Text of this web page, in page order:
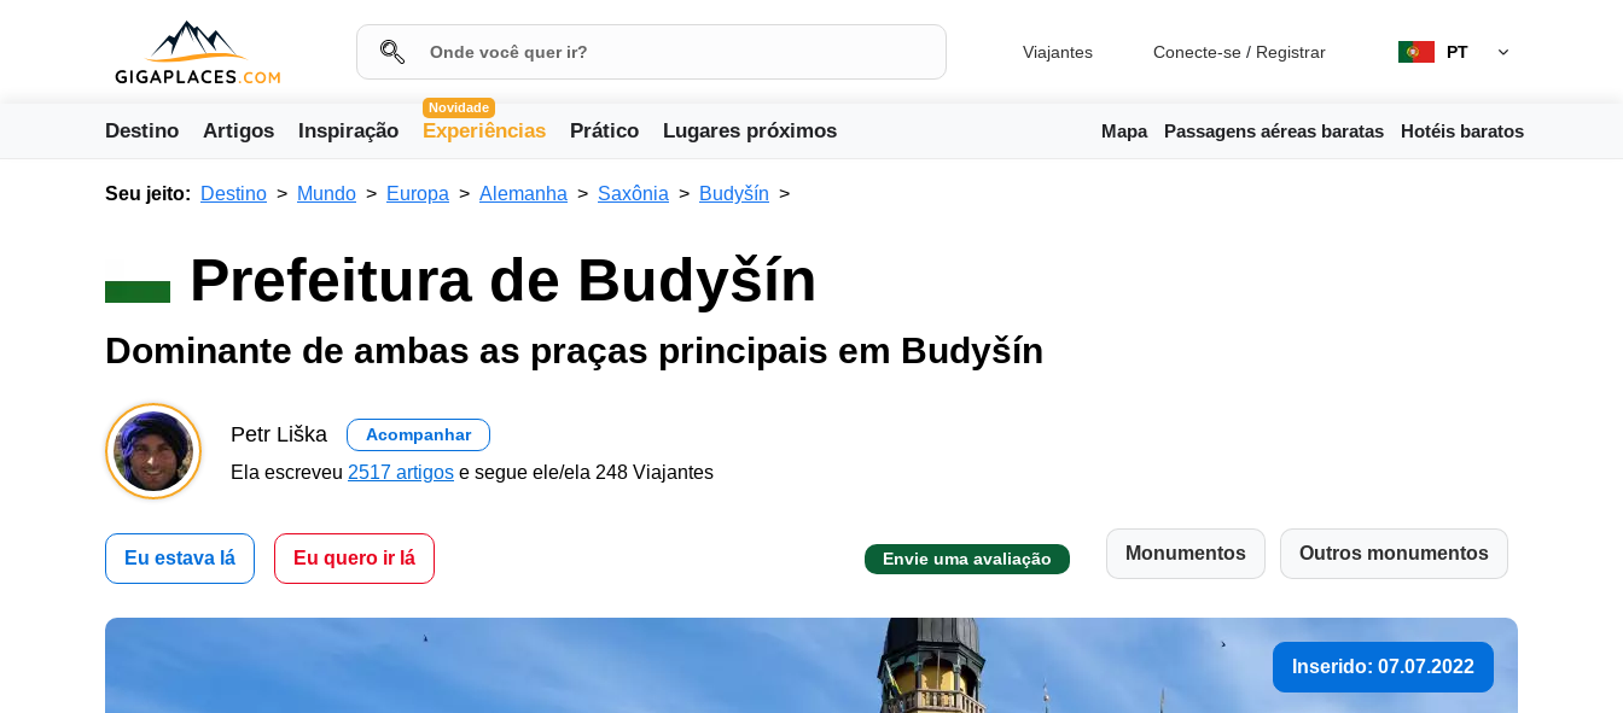
Viajantes Conecte-se / Registrar PT
Destino Artigos Inspiração
Novidade
Experiências Prático Lugares próximos Mapa Passagens aéreas baratas Hotéis baratos
Seu jeito: Destino Mundo Europa Alemanha Saxônia Budyšín
Prefeitura de Budyšín
Dominante de ambas as praças principais em Budyšín
Petr Liška Acompanhar
Ela escreveu 2517 artigos e segue ele/ela 248 Viajantes
Eu estava lá Eu quero ir lá Envie uma avaliação Monumentos Outros monumentos
Inserido: 07.07.2022